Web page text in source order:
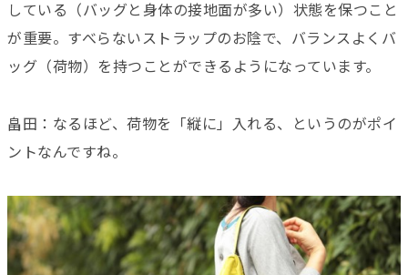
している（バッグと身体の接地面が多い）状態を保つこと
が重要。すべらないストラップのお陰で、バランスよくバ
ッグ（荷物）を持つことができるようになっています。
畠田：なるほど、荷物を「縦に」入れる、というのがポイ
ントなんですね。